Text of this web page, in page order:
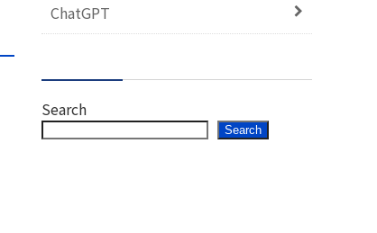
ChatGPT
Search
Search